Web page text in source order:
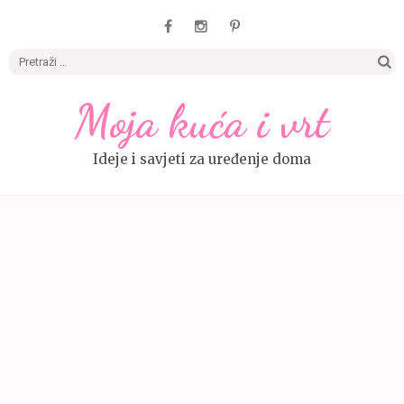
Moja kuća i vrt
Ideje i savjeti za uređenje doma